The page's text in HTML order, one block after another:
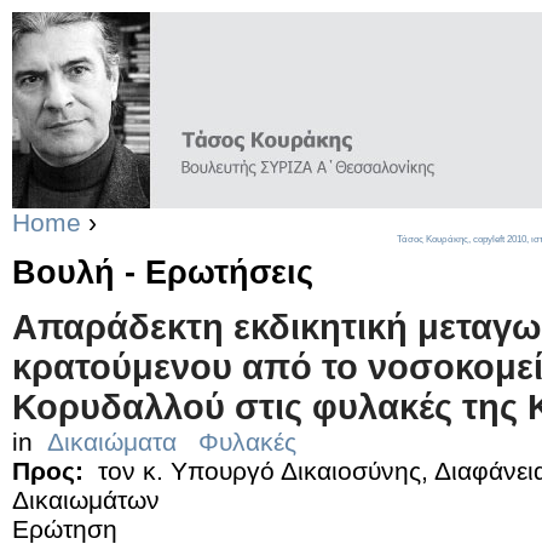
Home ›
Βουλή - Ερωτήσεις
Απαράδεκτη εκδικητική
κρατούμενου από το
Κορυδαλλού στις φυλακές της
in Δικαιώματα
Φυλακές
Προς:
τον κ. Υπουργό Δικαιοσύνης,
Δικαιωμάτων
Ερώτηση
Τάσος Κουράκης, copyleft 2010,